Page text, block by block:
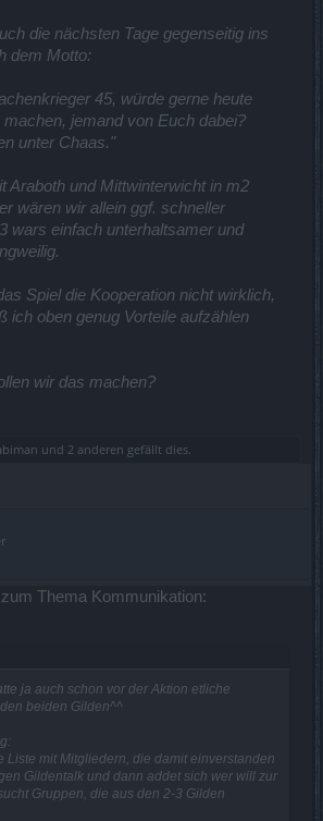
die nächsten Tage gegenseitig ins
dem Motto:
45, würde gerne heute
jemand von Euch dabei?
unter Chaas."
Araboth und Mittwinterwicht in m2
wären wir allein ggf. schneller
wars einfach unterhaltsamer und
Spiel die Kooperation nicht wirklich,
ich oben genug Vorteile aufzählen
wir das machen?
und 2 anderen gefällt dies.
Thema Kommunikation:
ja auch schon vor der Aktion etliche
beiden Gilden^^
Liste mit Mitgliedern, die damit einverstanden
Gildentalk und dann addet sich wer will zur
Gruppen, die aus den 2-3 Gilden